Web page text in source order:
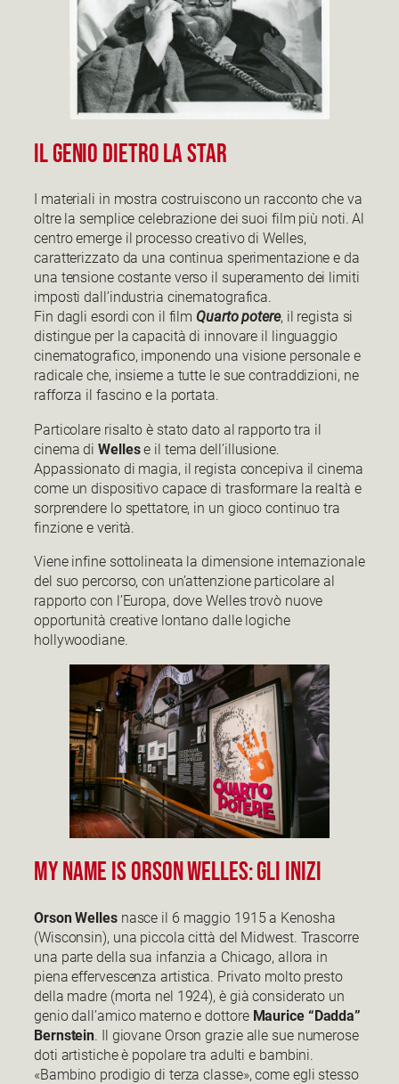
Il genio dietro la star
I materiali in mostra costruiscono un racconto che va
oltre la semplice celebrazione dei suoi film più noti. Al
centro emerge il processo creativo di Welles,
caratterizzato da una continua sperimentazione e da
una tensione costante verso il superamento dei limiti
imposti dall’industria cinematografica.
Fin dagli esordi con il film Quarto potere, il regista si
distingue per la capacità di innovare il linguaggio
cinematografico, imponendo una visione personale e
radicale che, insieme a tutte le sue contraddizioni, ne
rafforza il fascino e la portata.
Particolare risalto è stato dato al rapporto tra il
cinema diWellese il tema dell’illusione.
Appassionato di magia, il regista concepiva il cinema
come un dispositivo capace di trasformare la realtà e
sorprendere lo spettatore, in un gioco continuo tra
finzione e verità.
Viene infine sottolineata la dimensione internazionale
del suo percorso, con un’attenzione particolare al
rapporto con l’Europa, dove Welles trovò nuove
opportunità creative lontano dalle logiche
hollywoodiane.
My name is Orson Welles: gli inizi
Orson Wellesnasce il 6 maggio 1915 a Kenosha
(Wisconsin), una piccola città del Midwest. Trascorre
una parte della sua infanzia a Chicago, allora in
piena effervescenza artistica. Privato molto presto
della madre (morta nel 1924), è già considerato un
genio dall’amico materno e dottore Maurice “Dadda”
Bernstein. Il giovane Orson grazie alle sue numerose
doti artistiche è popolare tra adulti e bambini.
«Bambino prodigio di terza classe», come egli stesso